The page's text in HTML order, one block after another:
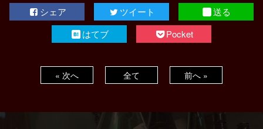
シェア ツイート
送る
はてブ
Pocket
« 次へ 全て 前へ »